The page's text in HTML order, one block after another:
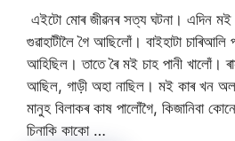
এইটো মোৰ জীৱনৰ সত্য ঘটনা। এদিন মই
গুৱাহাটীলৈ গৈ আছিলোঁ। বাইহাটা চাৰিআলি
আহিছিল। তাতে ৰৈ মই চাহ পানী খালোঁ।
আছিল, গাড়ী অহা নাছিল। মই কাৰ খন
মানুহ বিলাকৰ কাষ পালোঁগৈ, কিজানিবা
চিনাকি কাকো …